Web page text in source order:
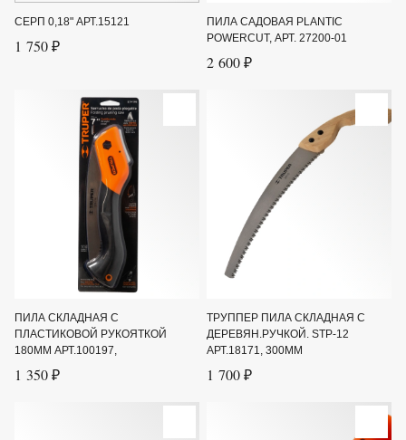
СЕРП 0,18" АРТ.15121
1 750 ₽
ПИЛА САДОВАЯ PLANTIC
POWERCUT, АРТ. 27200-01
2 600 ₽
ПИЛА СКЛАДНАЯ С
ПЛАСТИКОВОЙ РУКОЯТКОЙ
180ММ АРТ.100197,
1 350 ₽
ТРУППЕР ПИЛА СКЛАДНАЯ С
ДЕРЕВЯН.РУЧКОЙ. STP-12
АРТ.18171, 300ММ
1 700 ₽